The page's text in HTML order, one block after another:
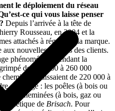
le déploiement du réseau
ce qui vous laisse penser
Depuis l’arrivée à la tête de
Rousseau, en 2004 et la
attachés à régénérer la marque.
nouvelles attentes des clients.
phénoménal : pendant la
de 100 000 à 260 000
baissaient de 220 000 à
ce virage : les poêles (à bois ou
des cheminées (à bois, gaz ou
génétique de Brisach. Pour